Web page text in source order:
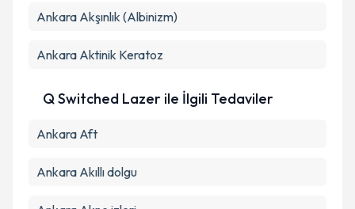
Ankara Akşınlık (Albinizm)
Ankara Aktinik Keratoz
Q Switched Lazer ile İlgili Tedaviler
Ankara Aft
Ankara Akıllı dolgu